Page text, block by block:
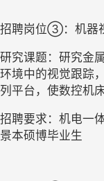
招聘岗位③：机器
研究课题：研究金
环境中的视觉跟踪
列平台，使数控机
招聘要求：机电一
景本硕博毕业生